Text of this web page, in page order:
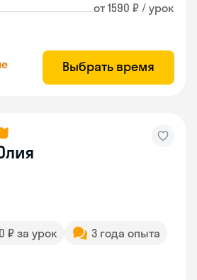
от 1590 ₽ / урок
Выбрать время
₽ за урок
3 года опыта